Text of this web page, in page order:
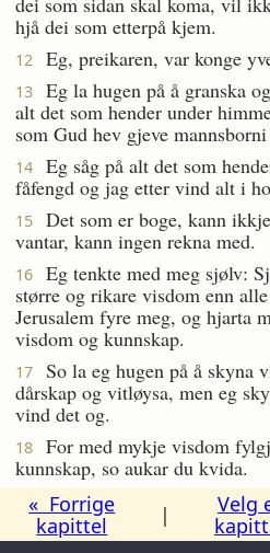
hjå dei som etterpå kjem.
12 Eg, preikaren, var konge
13
Eg la hugen på å granska
alt det som hender under
som Gud hev gjeve
14
Eg såg på alt det som
fåfengd og jag etter vind alt i
15
Det som er boge, kann
vantar, kann ingen rekna med.
16
Eg tenkte med meg sjølv:
større og rikare visdom enn
Jerusalem fyre meg, og hjarta
visdom og kunnskap.
17
So la eg hugen på å skyna
dårskap og vitløysa, men eg
vind det og.
18
For med mykje visdom
kunnskap, so aukar du kvida.
« Forrige
kapittel
|
Velg